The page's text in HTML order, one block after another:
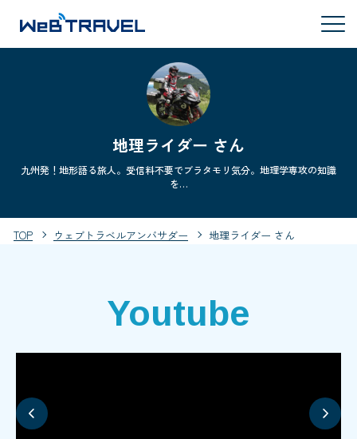
地理ライダー さん
九州発！地形語る旅人。受信料不要でブラタモリ気分。地理学専攻の知識
を…
TOP ウェブトラベルアンバサダー 地理ライダー さん
Youtube